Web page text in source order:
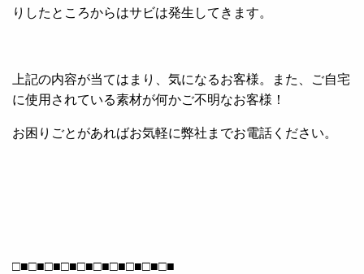
りしたところからはサビは発生してきます。
上記の内容が当てはまり、気になるお客様。また、ご自宅
に使用されている素材が何かご不明なお客様！
お困りごとがあればお気軽に弊社までお電話ください。
□■□■□■□■□■□■□■□■□■□■